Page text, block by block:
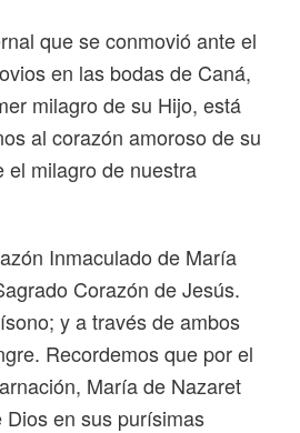
que se conmovió ante el
en las bodas de Caná,
milagro de su Hijo, está
al corazón amoroso de su
el milagro de nuestra
Inmaculado de María
Corazón de Jesús.
y a través de ambos
Recordemos que por el
María de Nazaret
en sus purísimas